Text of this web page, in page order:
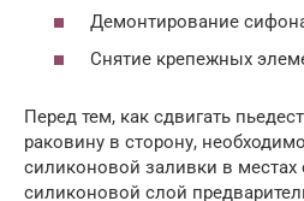
Демонтирование
Снятие крепежных
Перед тем, как сдвигать
раковину в сторону,
силиконовой заливки в
силиконовой слой